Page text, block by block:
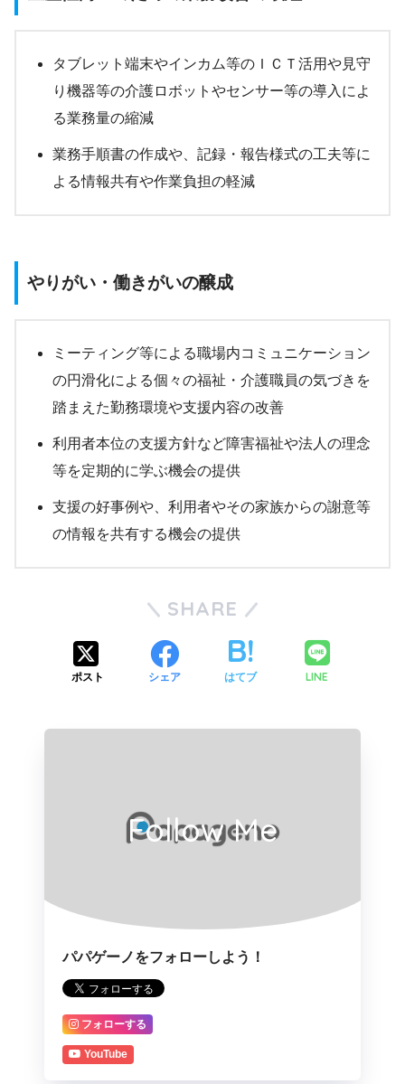
タブレット端末やインカム等のＩＣＴ活用や見守
り機器等の介護ロボットやセンサー等の導入によ
る業務量の縮減
業務手順書の作成や、記録・報告様式の工夫等に
よる情報共有や作業負担の軽減
やりがい・働きがいの醸成
ミーティング等による職場内コミュニケーション
の円滑化による個々の福祉・介護職員の気づきを
踏まえた勤務環境や支援内容の改善
利用者本位の支援方針など障害福祉や法人の理念
等を定期的に学ぶ機会の提供
支援の好事例や、利用者やその家族からの謝意等
の情報を共有する機会の提供
SHARE
ポスト シェア はてブ LINE
Follow Me
パパゲーノをフォローしよう！
フォローする
YouTube